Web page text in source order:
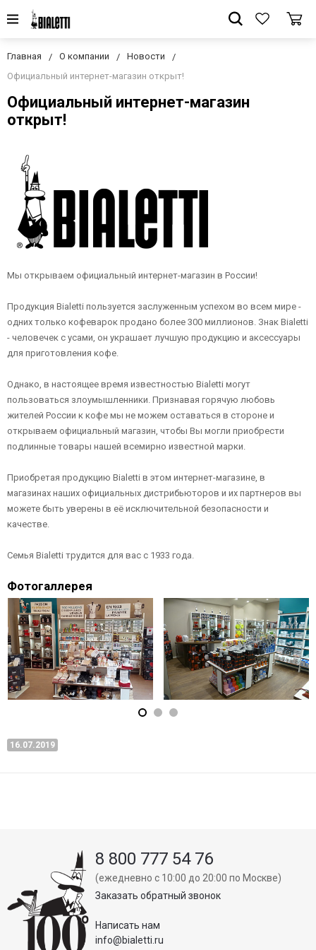
Главная О компании
Новости
Официальный интернет-магазин открыт!
Официальный интернет-магазин
открыт!
Мы открываем официальный интернет-магазин в России!
Продукция Bialetti пользуется заслуженным успехом во всем мире -
одних только кофеварок продано более 300 миллионов. Знак Bialetti
- человечек с усами, он украшает лучшую продукцию и аксессуары
для приготовления кофе.
Однако, в настоящее время известностью Bialetti могут
пользоваться злоумышленники. Признавая горячую любовь
жителей России к кофе мы не можем оставаться в стороне и
открываем официальный магазин, чтобы Вы могли приобрести
подлинные товары нашей всемирно известной марки.
Приобретая продукцию Bialetti в этом интернет-магазине, в
магазинах наших официальных дистрибьюторов и их партнеров вы
можете быть уверены в её исключительной безопасности и
качестве.
Семья Bialetti трудится для вас с 1933 года.
Фотогаллерея
16.07.2019
8 800 777 54 76
(ежедневно с 10:00 до 20:00 по Москве)
Заказать обратный звонок
Написать нам
info@bialetti.ru